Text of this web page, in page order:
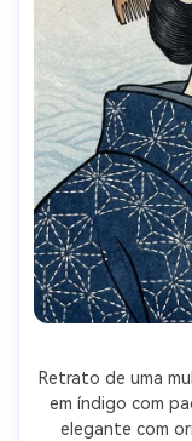
Retrato de uma
em índigo com
elegante com